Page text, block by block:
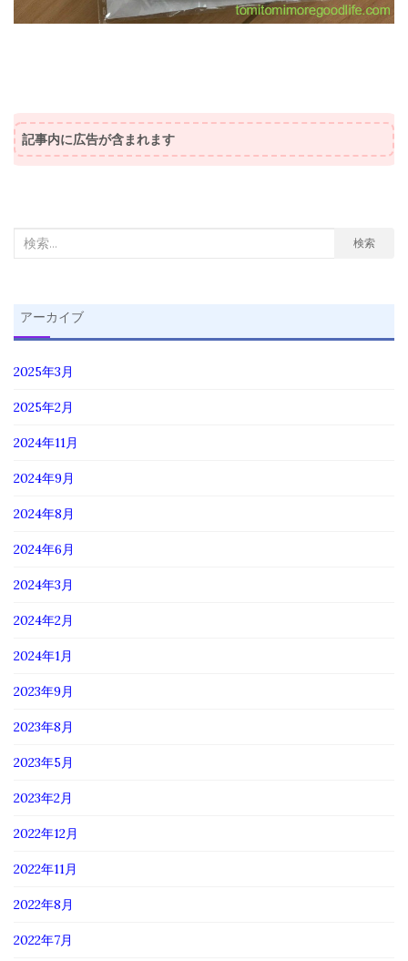
記事内に広告が含まれます
検
象:
検索
アーカイブ
2025年3月
2025年2月
2024年11月
2024年9月
2024年8月
2024年6月
2024年3月
2024年2月
2024年1月
2023年9月
2023年8月
2023年5月
2023年2月
2022年12月
2022年11月
2022年8月
2022年7月